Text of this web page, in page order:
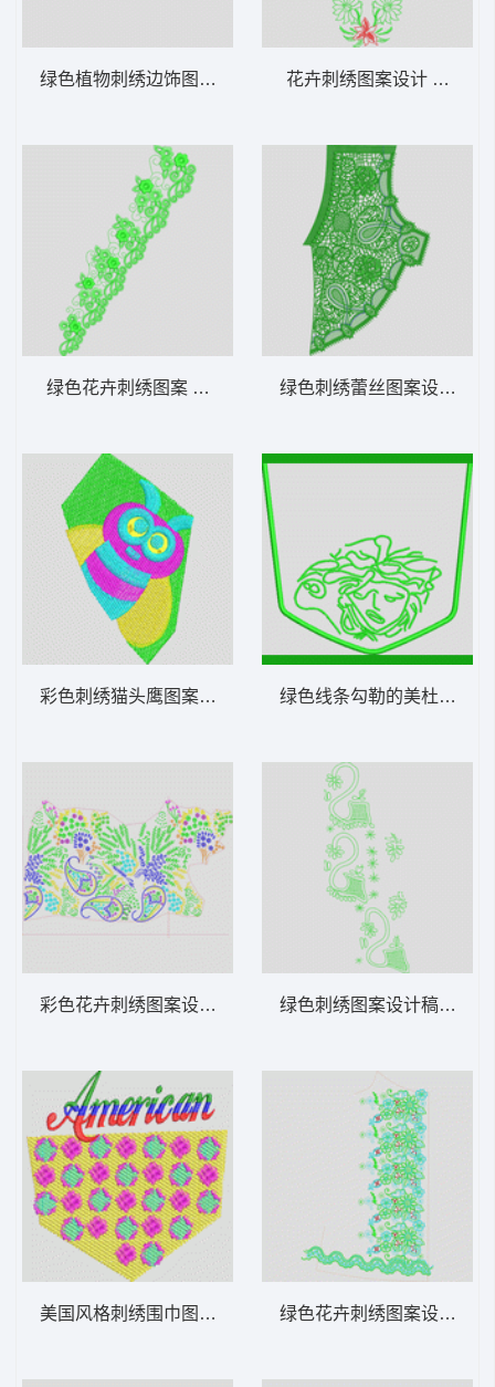
绿色植物刺绣边饰图案 它它米花边
绿色花卉刺绣图案 简单花条
彩色刺绣猫头鹰图案 蜜蜂
彩色花卉刺绣图案设计图 瓜状抽象花裙
美国风格刺绣围巾图案 裤袋
花卉刺绣图案设计 简单对
绿色刺绣蕾丝图案设计 仿
绿色线条勾勒的美杜莎头像
绿色刺绣图案设计稿 网格
绿色花卉刺绣图案设计图